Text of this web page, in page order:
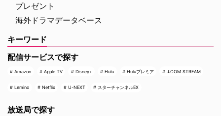
プレゼント
海外ドラマデータベース
キーワード
配信サービスで探す
Amazon Apple TV Disney+ Hulu Huluプレミア J:COM STREAM
Lemino Netflix U-NEXT スターチャンネルEX
放送局で探す